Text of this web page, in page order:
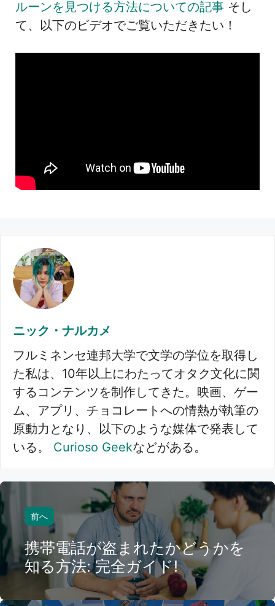
ルーンを見つける方法についての記事 そし
て、以下のビデオでご覧いただきたい！
ニック・ナルカメ
フルミネンセ連邦大学で文学の学位を取得し
た私は、10年以上にわたってオタク文化に関
するコンテンツを制作してきた。映画、ゲー
ム、アプリ、チョコレートへの情熱が執筆の
原動力となり、以下のような媒体で発表して
いる。 Curioso Geekなどがある。
前へ
携帯電話が盗まれたかどうかを
知る方法: 完全ガイド!